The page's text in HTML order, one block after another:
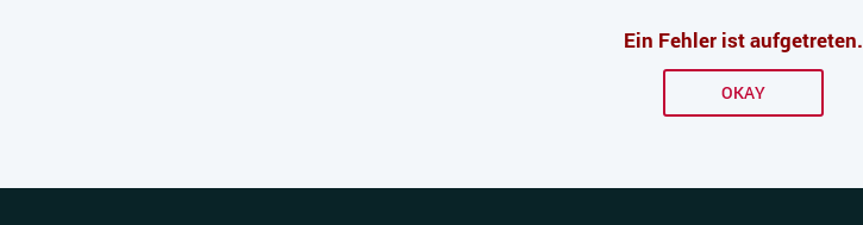
Ein Fehler ist aufgetreten.
OKAY